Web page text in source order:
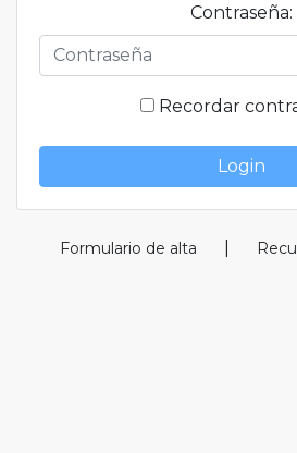
Contraseña:
Recordar
Login
Formulario de alta